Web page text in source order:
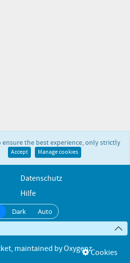
ensure the best experience, only strictly
Accept Manage cookies
Datenschutz
Hilfe
Dark Auto
, maintained byOxygenzCookies